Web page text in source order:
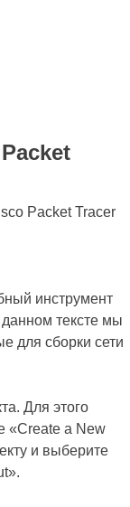
Packet Tracer
инструмент
тексте мы
для сборки сети
Для этого
«Create a New
и выберите